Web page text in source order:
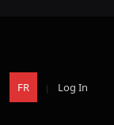
FR Log In